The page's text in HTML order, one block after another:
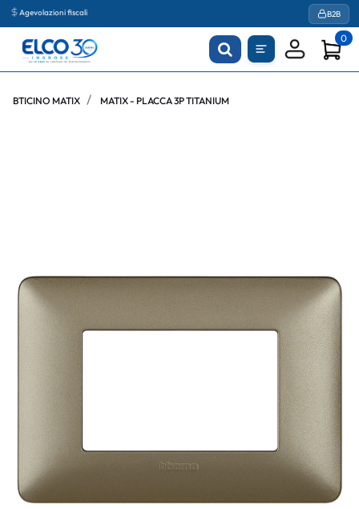
Agevolazioni fiscali B2B
0
BTICINO MATIX MATIX - PLACCA 3P TITANIUM